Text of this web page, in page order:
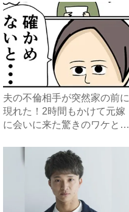
夫の不倫相手が突然家の前に
現れた！2時間もかけて元嫁
に会いに来た驚きのワケと